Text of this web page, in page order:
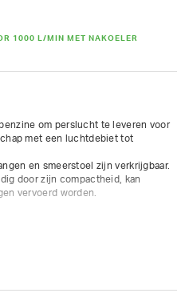
1000 L/MIN MET NAKOELER
om perslucht te leveren voor
met een luchtdebiet tot
en smeerstoel zijn verkrijgbaar.
door zijn compactheid, kan
vervoerd worden.